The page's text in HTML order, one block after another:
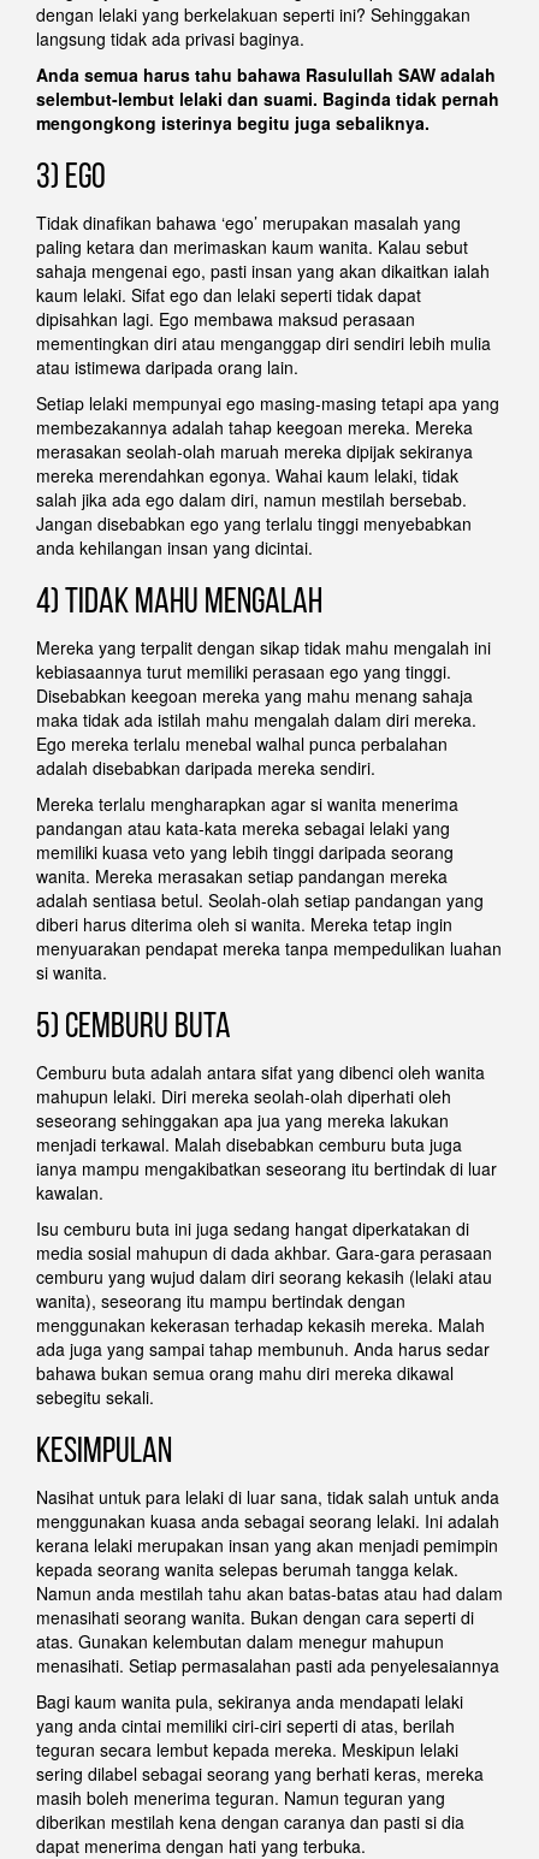
dengan lelaki yang berkelakuan seperti ini? Sehinggakan
langsung tidak ada privasi baginya.
Anda semua harus tahu bahawa Rasulullah SAW adalah
selembut-lembut lelaki dan suami. Baginda tidak pernah
mengongkong isterinya begitu juga sebaliknya.
3) EGO
Tidak dinafikan bahawa ‘ego’ merupakan masalah yang
paling ketara dan merimaskan kaum wanita. Kalau sebut
sahaja mengenai ego, pasti insan yang akan dikaitkan ialah
kaum lelaki. Sifat ego dan lelaki seperti tidak dapat
dipisahkan lagi. Ego membawa maksud perasaan
mementingkan diri atau menganggap diri sendiri lebih mulia
atau istimewa daripada orang lain.
Setiap lelaki mempunyai ego masing-masing tetapi apa yang
membezakannya adalah tahap keegoan mereka. Mereka
merasakan seolah-olah maruah mereka dipijak sekiranya
mereka merendahkan egonya. Wahai kaum lelaki, tidak
salah jika ada ego dalam diri, namun mestilah bersebab.
Jangan disebabkan ego yang terlalu tinggi menyebabkan
anda kehilangan insan yang dicintai.
4) TIDAK MAHU MENGALAH
Mereka yang terpalit dengan sikap tidak mahu mengalah ini
kebiasaannya turut memiliki perasaan ego yang tinggi.
Disebabkan keegoan mereka yang mahu menang sahaja
maka tidak ada istilah mahu mengalah dalam diri mereka.
Ego mereka terlalu menebal walhal punca perbalahan
adalah disebabkan daripada mereka sendiri.
Mereka terlalu mengharapkan agar si wanita menerima
pandangan atau kata-kata mereka sebagai lelaki yang
memiliki kuasa veto yang lebih tinggi daripada seorang
wanita. Mereka merasakan setiap pandangan mereka
adalah sentiasa betul. Seolah-olah setiap pandangan yang
diberi harus diterima oleh si wanita. Mereka tetap ingin
menyuarakan pendapat mereka tanpa mempedulikan luahan
si wanita.
5) CEMBURU BUTA
Cemburu buta adalah antara sifat yang dibenci oleh wanita
mahupun lelaki. Diri mereka seolah-olah diperhati oleh
seseorang sehinggakan apa jua yang mereka lakukan
menjadi terkawal. Malah disebabkan cemburu buta juga
ianya mampu mengakibatkan seseorang itu bertindak di luar
kawalan.
Isu cemburu buta ini juga sedang hangat diperkatakan di
media sosial mahupun di dada akhbar. Gara-gara perasaan
cemburu yang wujud dalam diri seorang kekasih (lelaki atau
wanita), seseorang itu mampu bertindak dengan
menggunakan kekerasan terhadap kekasih mereka. Malah
ada juga yang sampai tahap membunuh. Anda harus sedar
bahawa bukan semua orang mahu diri mereka dikawal
sebegitu sekali.
KESIMPULAN
Nasihat untuk para lelaki di luar sana, tidak salah untuk anda
menggunakan kuasa anda sebagai seorang lelaki. Ini adalah
kerana lelaki merupakan insan yang akan menjadi pemimpin
kepada seorang wanita selepas berumah tangga kelak.
Namun anda mestilah tahu akan batas-batas atau had dalam
menasihati seorang wanita. Bukan dengan cara seperti di
atas. Gunakan kelembutan dalam menegur mahupun
menasihati. Setiap permasalahan pasti ada penyelesaiannya
Bagi kaum wanita pula, sekiranya anda mendapati lelaki
yang anda cintai memiliki ciri-ciri seperti di atas, berilah
teguran secara lembut kepada mereka. Meskipun lelaki
sering dilabel sebagai seorang yang berhati keras, mereka
masih boleh menerima teguran. Namun teguran yang
diberikan mestilah kena dengan caranya dan pasti si dia
dapat menerima dengan hati yang terbuka.